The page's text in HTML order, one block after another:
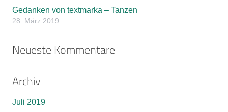
Gedanken von textmarka – Tanzen
28. März 2019
Neueste Kommentare
Archiv
Juli 2019